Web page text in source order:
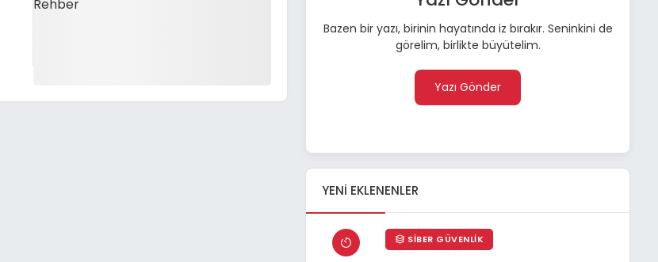
Bazen bir yazı, birinin hayatında iz bırakır. Seninkini de
görelim, birlikte büyütelim.
Yazı Gönder
YENI EKLENENLER
SIBER GÜVENLIK